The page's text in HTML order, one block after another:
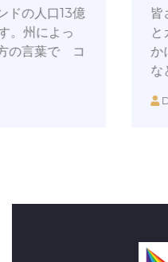
皆さんは、インドは
とカレーだけ食べてる
かにそうです。でも季
などして、寒い時には
14-